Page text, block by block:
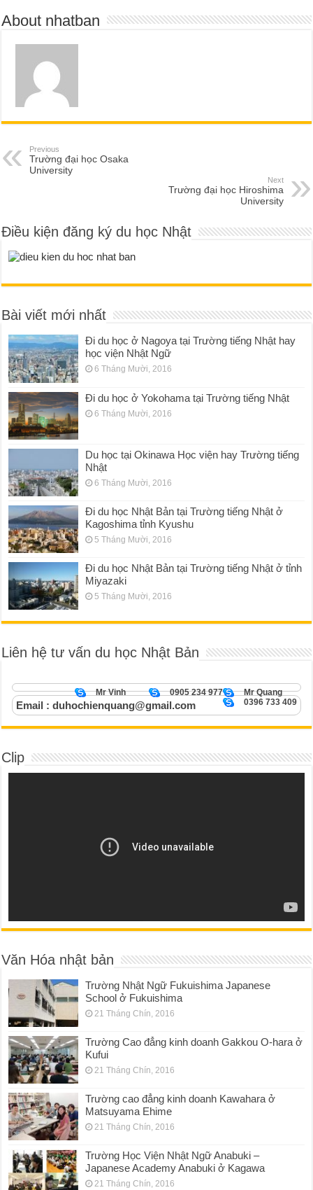
About nhatban
Previous
Trường đại học Osaka
University
Next
Trường đại học Hiroshima
University
Điều kiện đăng ký du học Nhật
Bài viết mới nhất
Đi du học ở Nagoya tại Trường tiếng Nhật hay
học viện Nhật Ngữ
6 Tháng Mười, 2016
Đi du học ở Yokohama tại Trường tiếng Nhật
6 Tháng Mười, 2016
Du học tại Okinawa Học viện hay Trường tiếng
Nhật
6 Tháng Mười, 2016
Đi du học Nhật Bản tại Trường tiếng Nhật ở
Kagoshima tỉnh Kyushu
5 Tháng Mười, 2016
Đi du học Nhật Bản tại Trường tiếng Nhật ở tỉnh
Miyazaki
5 Tháng Mười, 2016
Liên hệ tư vấn du học Nhật Bản
Mr Quang
0905 234 977
Mr Vinh
0396 733 409
Email : duhochienquang@gmail.com
Clip
Văn Hóa nhật bản
Trường Nhật Ngữ Fukuishima Japanese
School ở Fukuishima
21 Tháng Chín, 2016
Trường Cao đẳng kinh doanh Gakkou O-hara ở
Kufui
21 Tháng Chín, 2016
Trường cao đẳng kinh doanh Kawahara ở
Matsuyama Ehime
21 Tháng Chín, 2016
Trường Học Viện Nhật Ngữ Anabuki –
Japanese Academy Anabuki ở Kagawa
21 Tháng Chín, 2016